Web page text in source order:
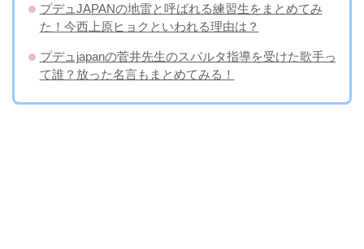
プデュJAPANの地雷と呼ばれる練習生をまとめてみ
た！今西上原ヒョクといわれる理由は？
プデュjapanの菅井先生のスパルタ指導を受けた歌手っ
て誰？放った名言もまとめてみる！